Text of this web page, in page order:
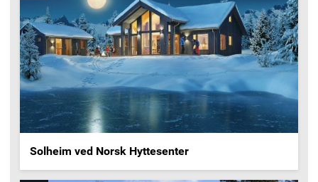
Solheim ved Norsk Hyttesenter